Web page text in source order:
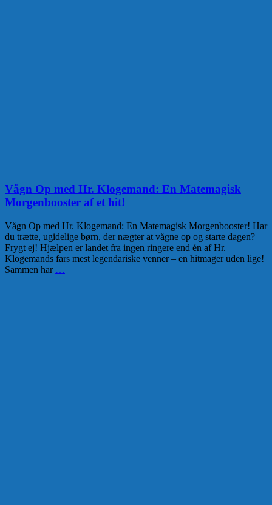
Vågn Op med Hr. Klogemand: En Matemagisk
Morgenbooster af et hit!
Vågn Op med Hr. Klogemand: En Matemagisk Morgenbooster! Har
du trætte, ugidelige børn, der nægter at vågne op og starte dagen?
Frygt ej! Hjælpen er landet fra ingen ringere end én af Hr.
Klogemands fars mest legendariske venner – en hitmager uden lige!
Sammen har …